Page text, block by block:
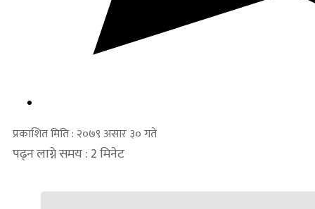
प्रकाशित मिति : २०७९ असार ३० गते
पढ्न लाग्ने समय : 2 मिनेट